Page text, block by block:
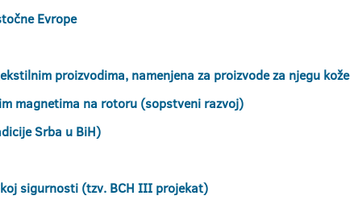
Evrope
proizvodima, namenjena za proizvode za njegu kože
magnetima na rotoru (sopstveni razvoj)
Srba u BiH)
sigurnosti (tzv. BCH III projekat)